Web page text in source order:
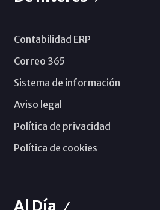
Contabilidad ERP
Correo 365
Sistema de información
Aviso legal
Política de privacidad
Política de cookies
Al Día